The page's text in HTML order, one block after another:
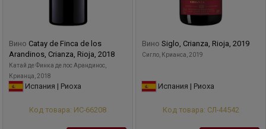
Вино Catay de Finca de los
Arandinos, Crianza, Rioja, 2018
Катай де Финка де лос Арандинос,
Крианца, 2018
Испания | Риоха
Код товара: ИС-66208
Вино Siglo, Crianza, Rioja, 2019
Сигло, Крианса, 2019
Испания | Риоха
Код товара: СЛ-44542